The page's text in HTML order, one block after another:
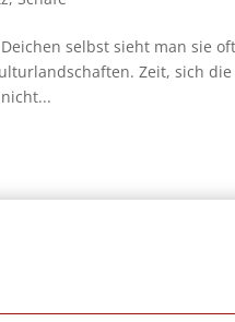
selbst sieht man sie
Zeit, sich